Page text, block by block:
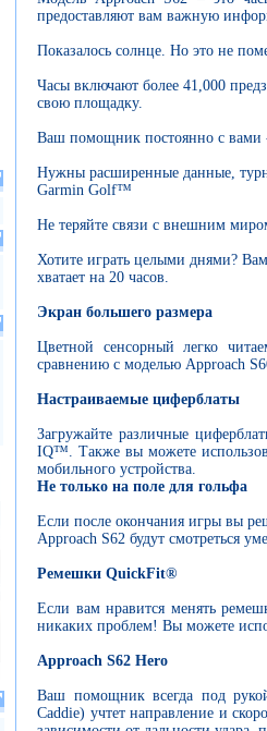
предоставляют вам важную
Показалось солнце. Но это не
Часы включают более 41,000
свою площадку.
Ваш помощник постоянно с вами -
Нужны расширенные данные,
Garmin Golf™
Не теряйте связи с внешним
Хотите играть целыми днями?
хватает на 20 часов.
Экран большего размера
Цветной сенсорный легко
сравнению с моделью Approach
Настраиваемые циферблаты
Загружайте различные
IQ™. Также вы можете
мобильного устройства.
Не только на поле для гольфа
Если после окончания игры вы
Approach S62 будут смотреться
Ремешки QuickFit®
Если вам нравится менять
никаких проблем! Вы можете
Approach S62 Hero
Ваш помощник всегда под
Caddie) учтет направление и